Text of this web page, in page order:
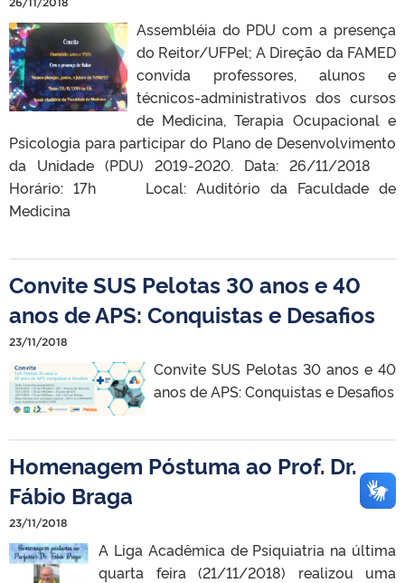
Assembléia do PDU com a presença
do Reitor/UFPel; A Direção da FAMED
convida professores, alunos e
técnicos-administrativos dos cursos
de Medicina, Terapia Ocupacional e
Psicologia para participar do Plano de Desenvolvimento
da Unidade (PDU) 2019-2020. Data: 26/11/2018
Horário: 17h Local: Auditório da Faculdade de
Medicina
Convite SUS Pelotas 30 anos e 40
anos de APS: Conquistas e Desafios
23/11/2018
Convite SUS Pelotas 30 anos e 40
anos de APS: Conquistas e Desafios
Homenagem Póstuma ao Prof. Dr.
Fábio Braga
23/11/2018
A Liga Acadêmica de Psiquiatria na última
quarta feira (21/11/2018) realizou uma